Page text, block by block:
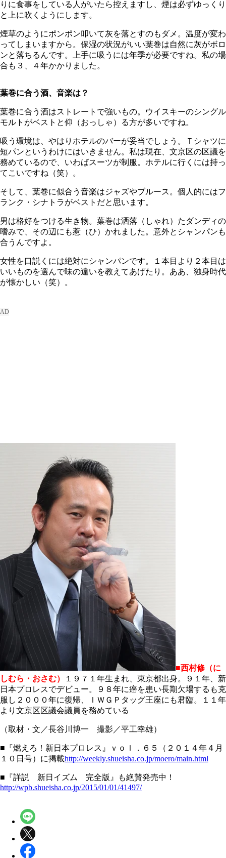
りに食事をしている人がいたら控えますし、煙は必ずゆっくり
と上に吹くようにします。
煙草のようにポンポン叩いて灰を落とすのもダメ。温度が変わ
ってしまいますから。保湿の状況がいい葉巻は自然に灰がボロ
ンと落ちるんです。上手に吸うには年季が必要ですね。私の場
合も３、４年かかりました。
葉巻に合う酒、音楽は？
葉巻に合う酒はストレートで強いもの。ウイスキーのシングル
モルトがベストと仰（おっしゃ）る方が多いですね。
吸う環境は、やはりホテルのバーが妥当でしょう。Ｔシャツに
短パンというわけにはいきません。私は現在、文京区の区議を
務めているので、いわばスーツが制服。ホテルに行くには持っ
てこいですね（笑）。
そして、葉巻に似合う音楽はジャズやブルース。個人的にはフ
ランク・シナトラがベストだと思います。
男は格好をつける生き物。葉巻は洒落（しゃれ）たダンディの
嗜みで、その辺にも惹（ひ）かれました。意外とシャンパンも
合うんですよ。
女性を口説くには絶対にシャンパンです。１本目より２本目は
いいものを選んで味の違いを教えてあげたり。ああ、独身時代
が懐かしい（笑）。
■西村修（に
しむら・おさむ）
１９７１年生まれ、東京都出身。９１年、新
日本プロレスでデビュー。９８年に癌を患い長期欠場するも克
服し２０００年に復帰、ＩＷＧＰタッグ王座にも君臨。１１年
より文京区区議会議員を務めている
（取材・文／長谷川博一 撮影／平工幸雄）
■『燃えろ！新日本プロレス』ｖｏｌ．６５（２０１４年４月
１０日号）に掲載http://weekly.shueisha.co.jp/moero/main.html
■『詳説 新日イズム 完全版』も絶賛発売中！
http://wpb.shueisha.co.jp/2015/01/01/41497/